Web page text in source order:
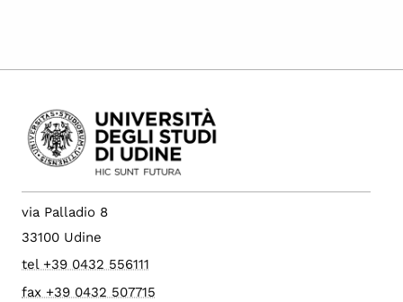
via Palladio 8
33100 Udine
tel +39 0432 556111
fax +39 0432 507715